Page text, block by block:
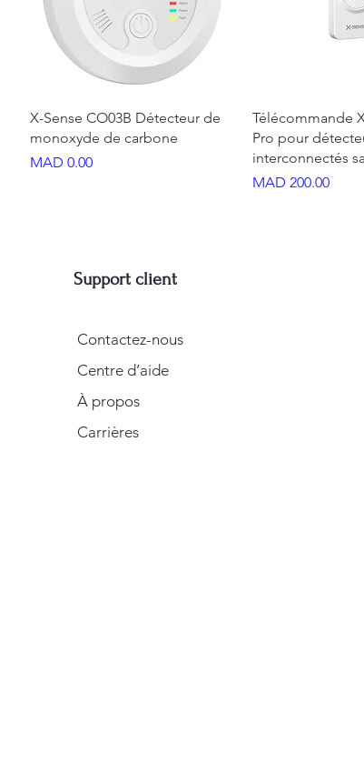
Quick View
X-Sense CO03B Détecteur de
monoxyde de carbone
Price
MAD 0.00
Quick
Télécommande
Pro pour
interconnectés
Price
MAD 200.00
Support client
Contactez-nous
Centre d’aide
À propos
Carrières